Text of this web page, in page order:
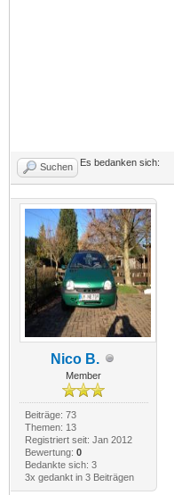
Suchen Es bedanken sich:
Nico B.
Member
Beiträge: 73
Themen: 13
Registriert seit: Jan 2012
Bewertung: 0
Bedankte sich: 3
3x gedankt in 3 Beiträgen